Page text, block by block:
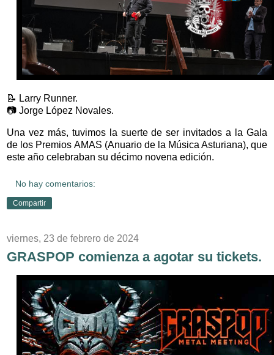
📝 Larry Runner.
📷 Jorge López Novales.
Una vez más, tuvimos la suerte de ser invitados a la Gala
de los Premios AMAS (Anuario de la Música Asturiana), que
este año celebraban su décimo novena edición.
No hay comentarios:
Compartir
viernes, 23 de febrero de 2024
GRASPOP comienza a agotar su tickets.